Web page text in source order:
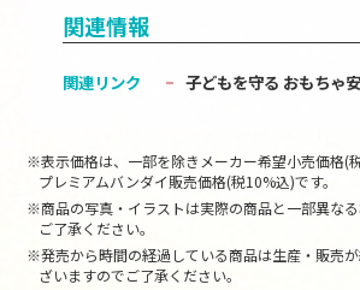
関連情報
関連リンク 子どもを守る おもちゃ
※表示価格は、一部を除きメーカー希望小売価格(
プレミアムバンダイ販売価格(税10%込)です。
※商品の写真・イラストは実際の商品と一部異な
ご了承ください。
※発売から時間の経過している商品は生産・販売
ざいますのでご了承ください。